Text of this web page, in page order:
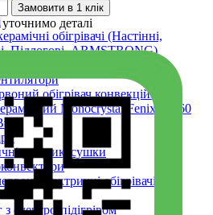
обігрівачі (Настінні,
Підлогові, ARMSTRONG)
обігрівач конвекційний
Monocrystal Fenix 60x60
рушникосушки
електричні обігрівачі
електро-підігрівом
Замовити в 1 клік
деталі